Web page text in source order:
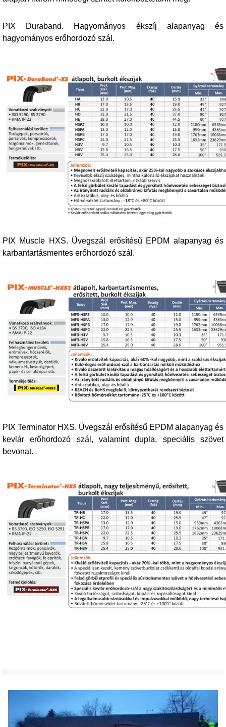
PIX Duraband. Hagyományos ékszíj alapanyag és
hagyományos erőhordozó szál.
PIX Muscle HXS. Üvegszál erősítésű EPDM alapanyag és
karbantartásmentes erőhordozó szál.
PIX Terminator HXS. Üvegszál erősítésű EPDM alapanyag és
kevlár erőhordozó szál, valamint dupla, speciális szövet
bevonat.